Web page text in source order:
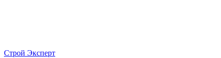
Строй Эксперт